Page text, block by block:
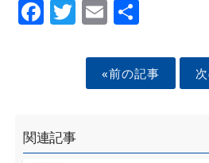
Facebook
Twitter
EmailShare
«前の記事
関連記事